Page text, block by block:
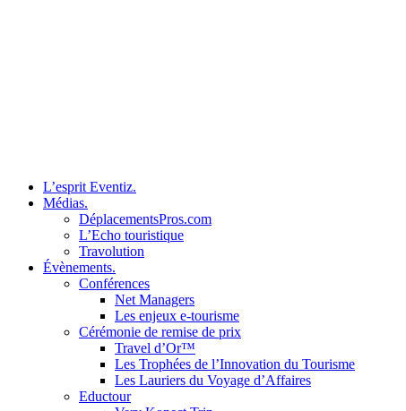
L’esprit Eventiz.
Médias.
DéplacementsPros.com
L’Echo touristique
Travolution
Évènements.
Conférences
Net Managers
Les enjeux e-tourisme
Cérémonie de remise de prix
Travel d’Or™
Les Trophées de l’Innovation du Tourisme
Les Lauriers du Voyage d’Affaires
Eductour